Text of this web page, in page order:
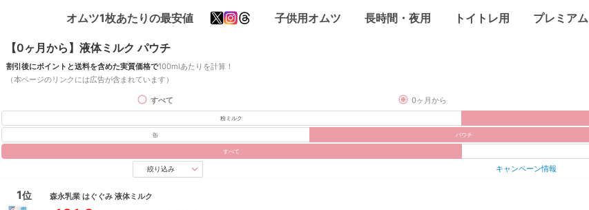
オムツ1枚あたりの最安値 子供用オムツ 長時間・夜用 トイトレ用 プレミアム
【0ヶ月から】液体ミルク パウチ
割引後にポイントと送料を含めた実質価格で100mlあたりを計算！
（本ページのリンクには広告が含まれています）
すべて 0ヶ月から
粉ミルク
缶 パウチ
すべて
絞り込み キャンペーン情報
1位 森永乳業 はぐぐみ 液体ミルク